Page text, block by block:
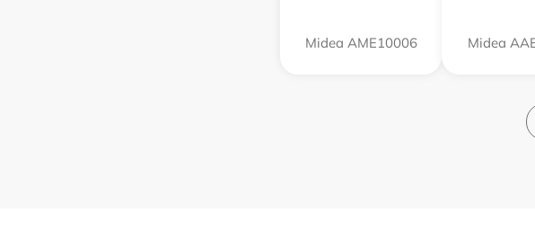
Midea AME10006 Midea